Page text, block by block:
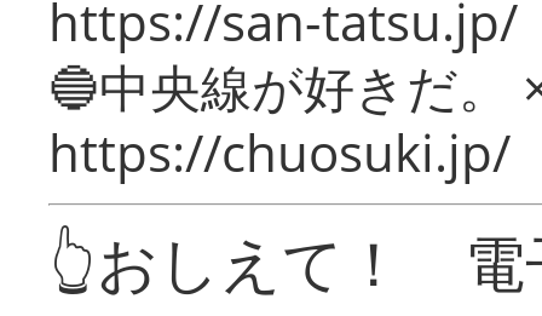
https://san-tatsu.jp/
🔵中央線が好きだ。
https://chuosuki.jp/
👆おしえて！ 電